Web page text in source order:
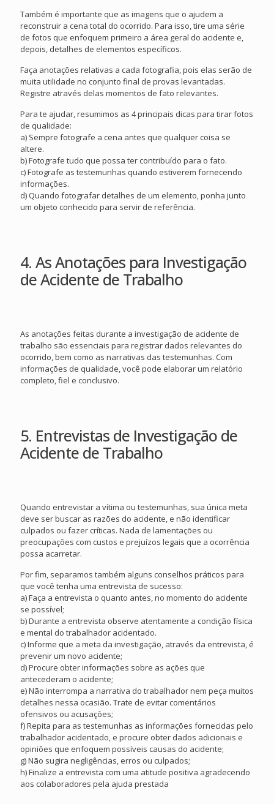
Também é importante que as imagens que o ajudem a
reconstruir a cena total do ocorrido. Para isso, tire uma série
de fotos que enfoquem primeiro a área geral do acidente e,
depois, detalhes de elementos específicos.
Faça anotações relativas a cada fotografia, pois elas serão de
muita utilidade no conjunto final de provas levantadas.
Registre através delas momentos de fato relevantes.
Para te ajudar, resumimos as 4 principais dicas para tirar fotos
de qualidade:
a) Sempre fotografe a cena antes que qualquer coisa se
altere.
b) Fotografe tudo que possa ter contribuído para o fato.
c) Fotografe as testemunhas quando estiverem fornecendo
informações.
d) Quando fotografar detalhes de um elemento, ponha junto
um objeto conhecido para servir de referência.
4. As Anotações para Investigação
de Acidente de Trabalho
As anotações feitas durante a investigação de acidente de
trabalho são essenciais para registrar dados relevantes do
ocorrido, bem como as narrativas das testemunhas. Com
informações de qualidade, você pode elaborar um relatório
completo, fiel e conclusivo.
5. Entrevistas de Investigação de
Acidente de Trabalho
Quando entrevistar a vítima ou testemunhas, sua única meta
deve ser buscar as razões do acidente, e não identificar
culpados ou fazer críticas. Nada de lamentações ou
preocupações com custos e prejuízos legais que a ocorrência
possa acarretar.
Por fim, separamos também alguns conselhos práticos para
que você tenha uma entrevista de sucesso:
a) Faça a entrevista o quanto antes, no momento do acidente
se possível;
b) Durante a entrevista observe atentamente a condição física
e mental do trabalhador acidentado.
c) Informe que a meta da investigação, através da entrevista, é
prevenir um novo acidente;
d) Procure obter informações sobre as ações que
antecederam o acidente;
e) Não interrompa a narrativa do trabalhador nem peça muitos
detalhes nessa ocasião. Trate de evitar comentários
ofensivos ou acusações;
f) Repita para as testemunhas as informações fornecidas pelo
trabalhador acidentado, e procure obter dados adicionais e
opiniões que enfoquem possíveis causas do acidente;
g) Não sugira negligências, erros ou culpados;
h) Finalize a entrevista com uma atitude positiva agradecendo
aos colaboradores pela ajuda prestada